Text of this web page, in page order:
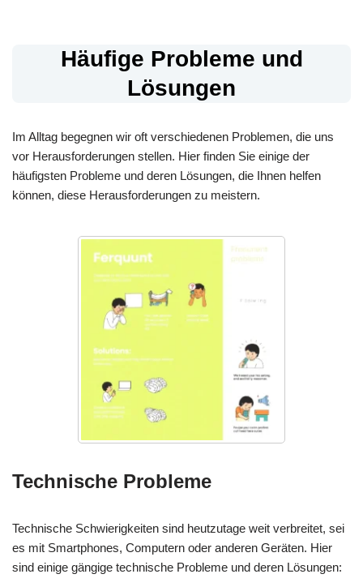
Häufige Probleme und
Lösungen
Im Alltag begegnen wir oft verschiedenen Problemen, die uns
vor Herausforderungen stellen. Hier finden Sie einige der
häufigsten Probleme und deren Lösungen, die Ihnen helfen
können, diese Herausforderungen zu meistern.
Technische Probleme
Technische Schwierigkeiten sind heutzutage weit verbreitet, sei
es mit Smartphones, Computern oder anderen Geräten. Hier
sind einige gängige technische Probleme und deren Lösungen: